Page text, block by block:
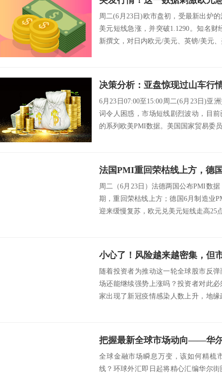
周二(6月23日)欧市盘初，受最新出炉
美元短线急涨，并突破1.1290。知名财
新撰文，对日内欧元/美元、英镑/美元
6月23日07:00至15:00周二(6月23日)亚
词令人困惑，市场短线剧烈波动，目
的系列欧美PMI数据。美国国家贸易委
周二（6月23日）法德两国公布PMI数
期，重回荣枯线上方；德国6月制造业
迎来缓慢复苏，欧元兑美元短线走高25
小心了！风险越来越密集，但
随着投资者为推动这一轮全球股市反
场还能继续强势上涨吗？投资者对此
家出现了新冠疫情感染人数上升，地
把握最新全球市场动向——华
全球金融市场瞬息万变，该如何精梳
线？环球外汇即日起将精心汇编华尔